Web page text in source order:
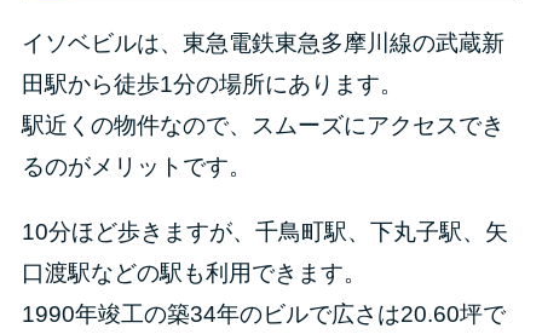
イソベビルは、東急電鉄東急多摩川線の武蔵新
田駅から徒歩1分の場所にあります。
駅近くの物件なので、スムーズにアクセスでき
るのがメリットです。
10分ほど歩きますが、千鳥町駅、下丸子駅、矢
口渡駅などの駅も利用できます。
1990年竣工の築34年のビルで広さは20.60坪で